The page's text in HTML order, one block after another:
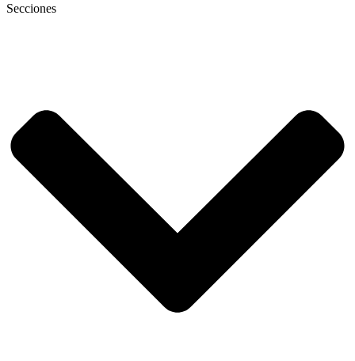
Secciones